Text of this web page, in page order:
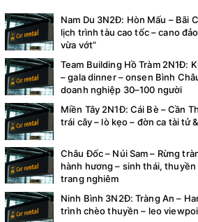
Nam Du 3N2Đ: Hòn Mấu – Bãi
lịch trình tàu cao tốc – cano
vừa vớt”
Team Building Hồ Tràm 2N1Đ:
– gala dinner – onsen Bình
doanh nghiệp 30–100 người
Miền Tây 2N1Đ: Cái Bè – Cần
trái cây – lò kẹo – đờn ca tài tử
Châu Đốc – Núi Sam – Rừng
hành hương – sinh thái,
trang nghiêm
Ninh Bình 3N2Đ: Tràng An –
trình chèo thuyền – leo